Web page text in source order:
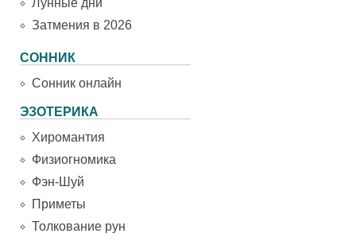
Лунные дни
Затмения в 2026
СОННИК
Сонник онлайн
ЭЗОТЕРИКА
Хиромантия
Физиогномика
Фэн-Шуй
Приметы
Толкование рун